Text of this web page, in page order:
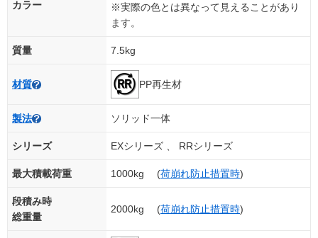
カラー
※実際の色とは異なって見えることがあり
ます。
質量 7.5kg
材質 PP再生材
製法 ソリッド一体
シリーズ EXシリーズ 、 RRシリーズ
最大積載荷重 1000kg (荷崩れ防止措置時)
段積み時
総重量
2000kg (荷崩れ防止措置時)